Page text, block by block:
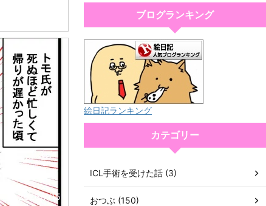
2026/7/15
ブログランキング
絵日記ランキング
カテゴリー
ICL手術を受けた話 (3)
おつぶ (150)